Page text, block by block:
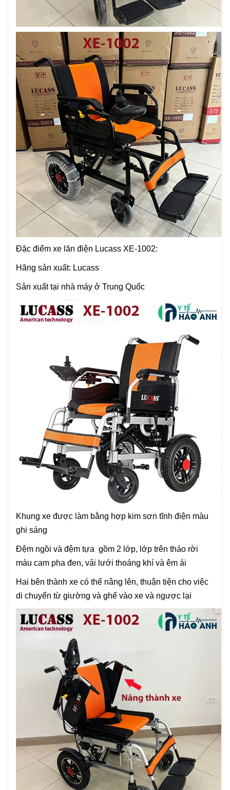
Đặc điểm xe lăn điện Lucass XE-1002:
Hãng sản xuất: Lucass
Sản xuất tại nhà máy ở Trung Quốc
Khung xe được làm bằng hợp kim sơn tĩnh điện màu
ghi sáng
Đệm ngồi và đệm tựa gồm 2 lớp, lớp trên tháo rời
màu cam pha đen, vải lưới thoáng khí và êm ái
Hai bên thành xe có thể nâng lên, thuận tiện cho việc
di chuyển từ giường và ghế vào xe và ngược lại